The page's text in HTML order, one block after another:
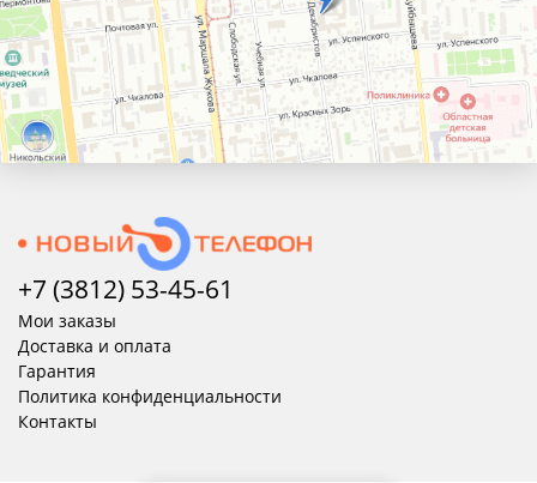
+7 (3812) 53-45-61
Мои заказы
Доставка и оплата
Гарантия
Политика конфиденциальности
Контакты